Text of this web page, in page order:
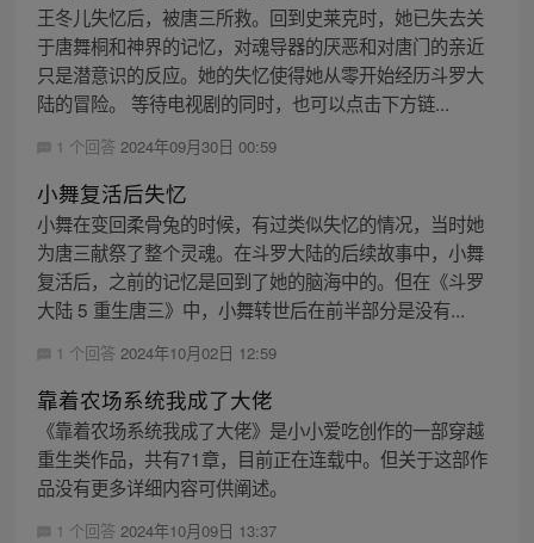
王冬儿失忆后，被唐三所救。回到史莱克时，她已失去关
于唐舞桐和神界的记忆，对魂导器的厌恶和对唐门的亲近
只是潜意识的反应。她的失忆使得她从零开始经历斗罗大
陆的冒险。 等待电视剧的同时，也可以点击下方链...
1 个回答 2024年09月30日 00:59
小舞复活后失忆
小舞在变回柔骨兔的时候，有过类似失忆的情况，当时她
为唐三献祭了整个灵魂。在斗罗大陆的后续故事中，小舞
复活后，之前的记忆是回到了她的脑海中的。但在《斗罗
大陆 5 重生唐三》中，小舞转世后在前半部分是没有...
1 个回答 2024年10月02日 12:59
靠着农场系统我成了大佬
《靠着农场系统我成了大佬》是小小爱吃创作的一部穿越
重生类作品，共有71章，目前正在连载中。但关于这部作
品没有更多详细内容可供阐述。
1 个回答 2024年10月09日 13:37